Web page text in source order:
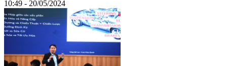
10:49 - 20/05/2024